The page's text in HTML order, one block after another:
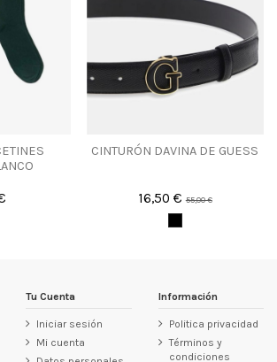
CINTURÓN DAVINA DE GUESS
16,50 €55,00 €
Tu Cuenta
Iniciar sesión
Mi cuenta
Información
Politica privacidad
Términos y
condiciones